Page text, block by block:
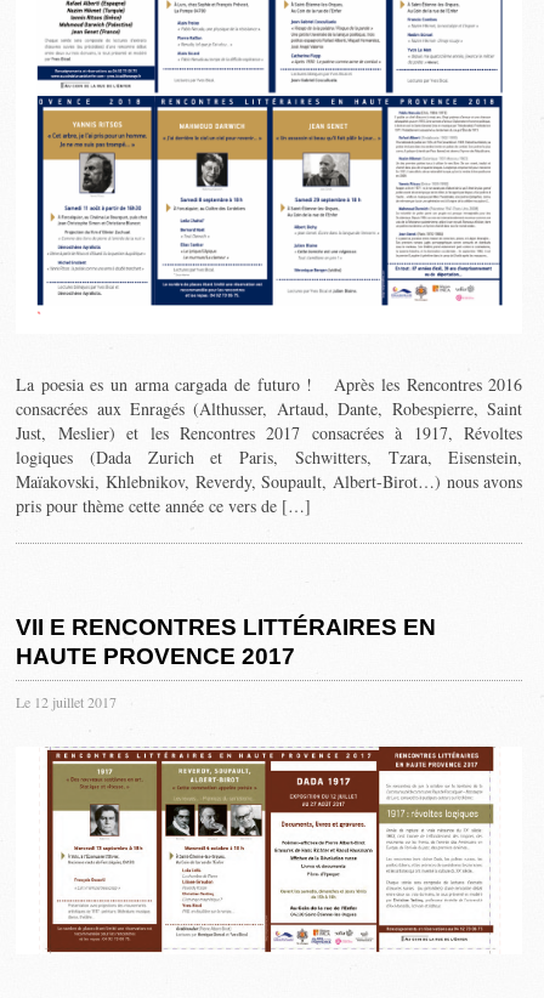
La poesia es un arma cargada de futuro ! Après les Rencontres 2016
consacrées aux Enragés (Althusser, Artaud, Dante, Robespierre, Saint
Just, Meslier) et les Rencontres 2017 consacrées à 1917, Révoltes
logiques (Dada Zurich et Paris, Schwitters, Tzara, Eisenstein,
Maïakovski, Khlebnikov, Reverdy, Soupault, Albert-Birot…) nous avons
pris pour thème cette année ce vers de […]
VII E RENCONTRES LITTÉRAIRES EN
HAUTE PROVENCE 2017
Le 12 juillet 2017